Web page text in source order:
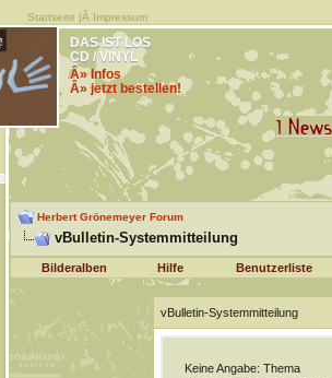
Startseite |Â Impressum
DAS IST LOS
CD / VINYL
Â» Infos
Â» jetzt bestellen!
Herbert Grönemeyer Forum
vBulletin-Systemmitteilung
Bilderalben Hilfe Benutzerliste
vBulletin-Systemmitteilung
Keine Angabe: Thema